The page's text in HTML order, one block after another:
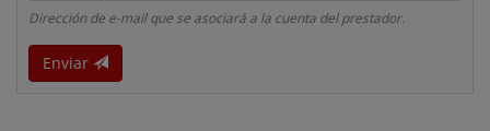
Dirección de e-mail que se asociará a la cuenta del prestador.
Enviar